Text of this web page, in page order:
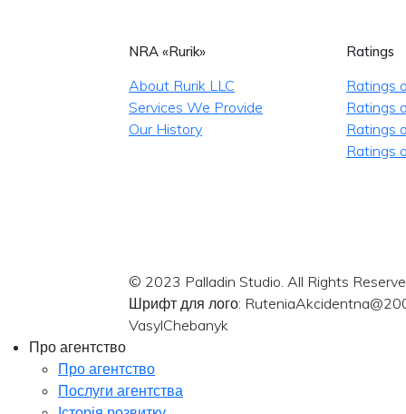
NRA «Rurik»
About Rurik LLC
Services We Provide
Our History
Ratings
Ratings
Ratings
Ratings
Ratings
© 2023 Palladin Studio. All Rights
Шрифт для лого:
VasylChebanyk
Про агентство
Про агентство
Послуги агентства